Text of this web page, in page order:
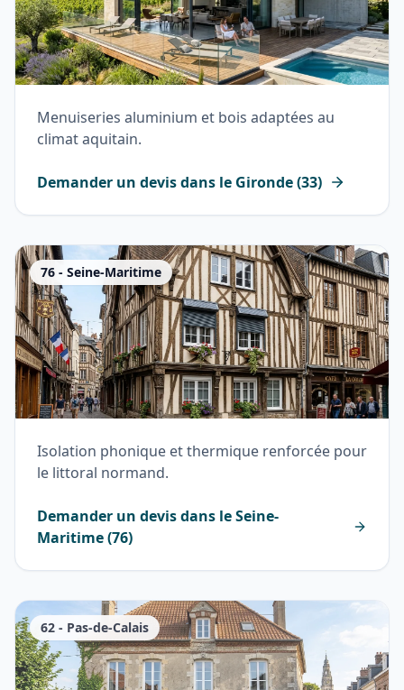
Menuiseries aluminium et bois adaptées au
climat aquitain.
Demander un devis dans le Gironde(33)
76 - Seine-Maritime
Isolation phonique et thermique renforcée pour
le littoral normand.
Demander un devis dans leSeine-
Maritime(76)
62 - Pas-de-Calais